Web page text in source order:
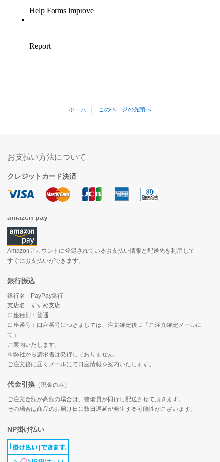
ホーム このページの先頭へ
お支払い方法について
クレジットカード決済
amazon pay
Amazonアカウントに登録されているお支払い情報と配送先を利用して
すぐにお支払いができます。
銀行振込
銀行名：PayPay銀行
支店名：すずめ支店
口座種別：普通
口座番号：口座番号につきましては、注文確定後に「ご注文確定メールに
て」
ご案内いたします。
※弊社から請求書は発行しておりません。
ご注文後に届くメールにて口座情報を案内いたします。
代金引換 （現金のみ）
ご注文金額が高額の場合は、警備員が同行し配送させて頂きます。
その場合は商品のお届け日に数日遅延が発生する可能性がございます。
NP掛け払い